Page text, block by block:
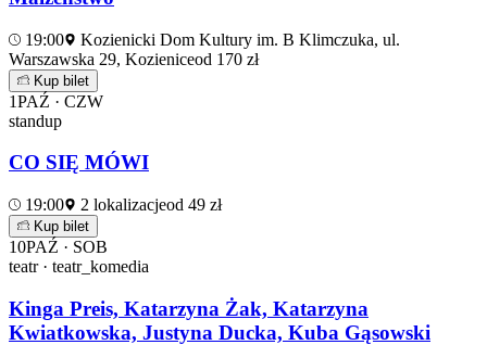
19:00
Kozienicki Dom Kultury im. B Klimczuka, ul.
Warszawska 29, Kozieniceod 170 zł
Kup bilet
1PAŹ · CZW
standup
CO SIĘ MÓWI
19:00 2 lokalizacjeod 49 zł
Kup bilet
10PAŹ · SOB
teatr · teatr_komedia
Kinga Preis, Katarzyna Żak, Katarzyna
Kwiatkowska, Justyna Ducka, Kuba Gąsowski